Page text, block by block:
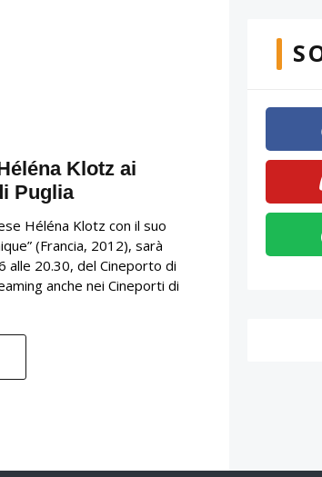
Klotz ai
Puglia
Héléna Klotz con il suo
(Francia, 2012), sarà
alle 20.30, del Cineporto di
anche nei Cineporti di